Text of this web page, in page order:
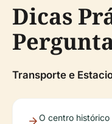
Dicas
Transporte e
O centro